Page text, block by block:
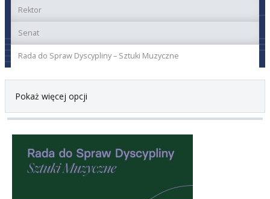
Rektor
Senat
Rada do Spraw Dyscypliny – Sztuki Muzyczne
Pokaż więcej opcji